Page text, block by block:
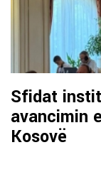
Sfidat
avancimin
Kosovë